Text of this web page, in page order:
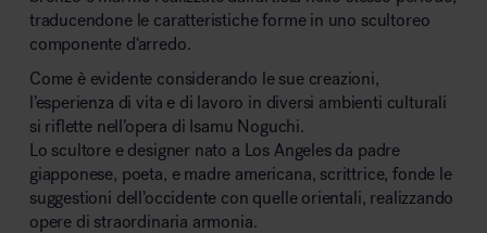
traducendone le caratteristiche forme in uno scultoreo
componente d‘arredo.
Come è evidente considerando le sue creazioni,
l’esperienza di vita e di lavoro in diversi ambienti culturali
si riflette nell’opera di Isamu Noguchi.
Lo scultore e designer nato a Los Angeles da padre
giapponese, poeta, e madre americana, scrittrice, fonde le
suggestioni dell’occidente con quelle orientali, realizzando
opere di straordinaria armonia.